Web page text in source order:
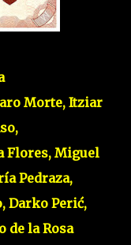
Morte, Itziar
Flores, Miguel
Pedraza,
Darko Perić,
de la Rosa